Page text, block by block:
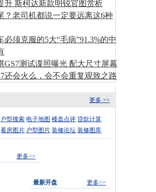
升 斯柯达新款明锐官图赏析
？老司机都说一定要远离这6种
必须克服的5大“毛病”91.3%的中
GS7测试谍照曝光 配大尺寸屏幕
还会火么，会不会重复观致之路
更多 >>
户型搜索 电子地图 楼盘点评 贷款计算
看房图片 户型图片 装修论坛 装修图库
更多>>
最新开盘
更多>>